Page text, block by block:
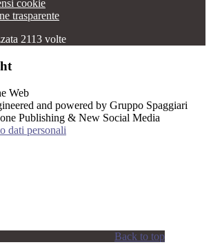
cookie
trasparente
2113 volte
and powered by Gruppo Spaggiari
Publishing & New Social Media
dati personali
Back to top